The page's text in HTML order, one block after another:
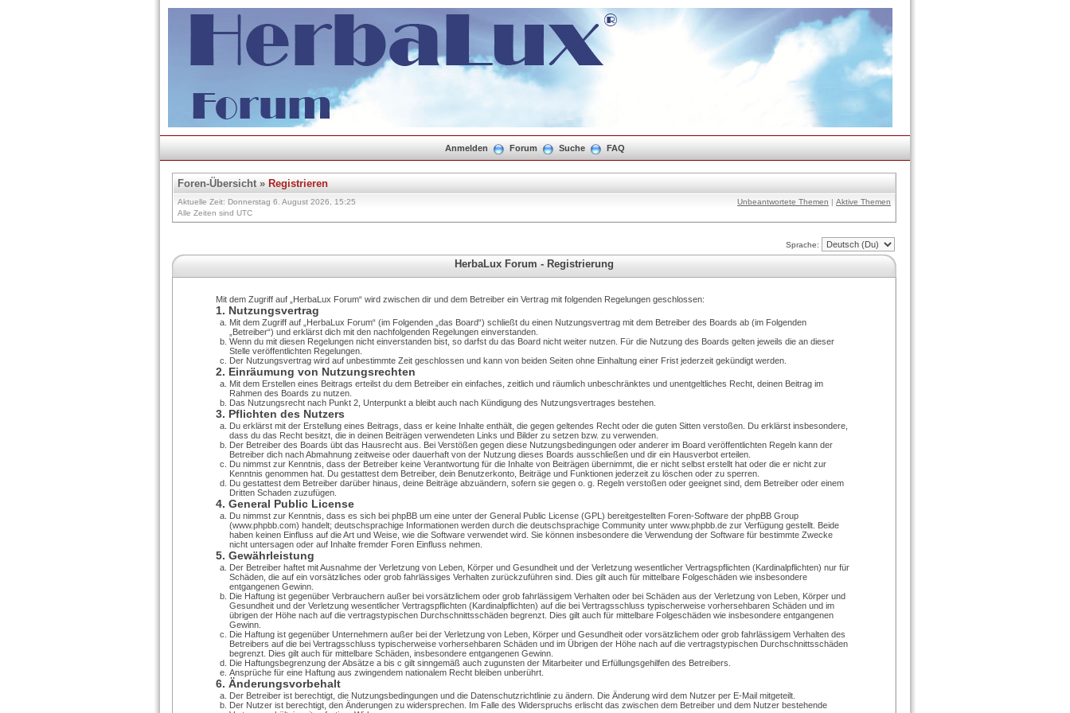
Anmelden Forum Suche FAQ
Foren-Übersicht» Registrieren
Aktuelle Zeit: Donnerstag 6. August 2026, 15:25
Alle Zeiten sind UTC
Unbeantwortete Themen | Aktive Themen
Sprache:
HerbaLux Forum - Registrierung
Mit dem Zugriff auf „HerbaLux Forum“ wird zwischen dir und dem Betreiber ein Vertrag mit folgenden Regelungen geschlossen:
1. Nutzungsvertrag
Mit dem Zugriff auf „HerbaLux Forum“ (im Folgenden „das Board“) schließt du einen Nutzungsvertrag mit dem Betreiber des Boards ab (im Folgenden
„Betreiber“) und erklärst dich mit den nachfolgenden Regelungen einverstanden.
Wenn du mit diesen Regelungen nicht einverstanden bist, so darfst du das Board nicht weiter nutzen. Für die Nutzung des Boards gelten jeweils die an dieser
Stelle veröffentlichten Regelungen.
Der Nutzungsvertrag wird auf unbestimmte Zeit geschlossen und kann von beiden Seiten ohne Einhaltung einer Frist jederzeit gekündigt werden.
2. Einräumung von Nutzungsrechten
Mit dem Erstellen eines Beitrags erteilst du dem Betreiber ein einfaches, zeitlich und räumlich unbeschränktes und unentgeltliches Recht, deinen Beitrag im
Rahmen des Boards zu nutzen.
Das Nutzungsrecht nach Punkt 2, Unterpunkt a bleibt auch nach Kündigung des Nutzungsvertrages bestehen.
3. Pflichten des Nutzers
Du erklärst mit der Erstellung eines Beitrags, dass er keine Inhalte enthält, die gegen geltendes Recht oder die guten Sitten verstoßen. Du erklärst insbesondere,
dass du das Recht besitzt, die in deinen Beiträgen verwendeten Links und Bilder zu setzen bzw. zu verwenden.
Der Betreiber des Boards übt das Hausrecht aus. Bei Verstößen gegen diese Nutzungsbedingungen oder anderer im Board veröffentlichten Regeln kann der
Betreiber dich nach Abmahnung zeitweise oder dauerhaft von der Nutzung dieses Boards ausschließen und dir ein Hausverbot erteilen.
Du nimmst zur Kenntnis, dass der Betreiber keine Verantwortung für die Inhalte von Beiträgen übernimmt, die er nicht selbst erstellt hat oder die er nicht zur
Kenntnis genommen hat. Du gestattest dem Betreiber, dein Benutzerkonto, Beiträge und Funktionen jederzeit zu löschen oder zu sperren.
Du gestattest dem Betreiber darüber hinaus, deine Beiträge abzuändern, sofern sie gegen o. g. Regeln verstoßen oder geeignet sind, dem Betreiber oder einem
Dritten Schaden zuzufügen.
4. General Public License
Du nimmst zur Kenntnis, dass es sich bei phpBB um eine unter der General Public License (GPL) bereitgestellten Foren-Software der phpBB Group
(www.phpbb.com) handelt; deutschsprachige Informationen werden durch die deutschsprachige Community unter www.phpbb.de zur Verfügung gestellt. Beide
haben keinen Einfluss auf die Art und Weise, wie die Software verwendet wird. Sie können insbesondere die Verwendung der Software für bestimmte Zwecke
nicht untersagen oder auf Inhalte fremder Foren Einfluss nehmen.
5. Gewährleistung
Der Betreiber haftet mit Ausnahme der Verletzung von Leben, Körper und Gesundheit und der Verletzung wesentlicher Vertragspflichten (Kardinalpflichten) nur für
Schäden, die auf ein vorsätzliches oder grob fahrlässiges Verhalten zurückzuführen sind. Dies gilt auch für mittelbare Folgeschäden wie insbesondere
entgangenen Gewinn.
Die Haftung ist gegenüber Verbrauchern außer bei vorsätzlichem oder grob fahrlässigem Verhalten oder bei Schäden aus der Verletzung von Leben, Körper und
Gesundheit und der Verletzung wesentlicher Vertragspflichten (Kardinalpflichten) auf die bei Vertragsschluss typischerweise vorhersehbaren Schäden und im
übrigen der Höhe nach auf die vertragstypischen Durchschnittsschäden begrenzt. Dies gilt auch für mittelbare Folgeschäden wie insbesondere entgangenen
Gewinn.
Die Haftung ist gegenüber Unternehmern außer bei der Verletzung von Leben, Körper und Gesundheit oder vorsätzlichem oder grob fahrlässigem Verhalten des
Betreibers auf die bei Vertragsschluss typischerweise vorhersehbaren Schäden und im Übrigen der Höhe nach auf die vertragstypischen Durchschnittsschäden
begrenzt. Dies gilt auch für mittelbare Schäden, insbesondere entgangenen Gewinn.
Die Haftungsbegrenzung der Absätze a bis c gilt sinngemäß auch zugunsten der Mitarbeiter und Erfüllungsgehilfen des Betreibers.
Ansprüche für eine Haftung aus zwingendem nationalem Recht bleiben unberührt.
6. Änderungsvorbehalt
Der Betreiber ist berechtigt, die Nutzungsbedingungen und die Datenschutzrichtlinie zu ändern. Die Änderung wird dem Nutzer per E-Mail mitgeteilt.
Der Nutzer ist berechtigt, den Änderungen zu widersprechen. Im Falle des Widerspruchs erlischt das zwischen dem Betreiber und dem Nutzer bestehende